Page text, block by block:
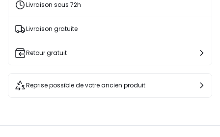
Livraison sous 72h
Livraison gratuite
Retour gratuit
Reprise possible de votre ancien produit